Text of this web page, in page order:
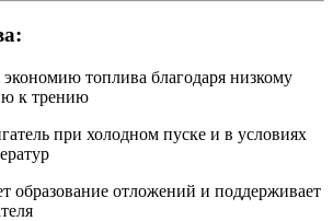
топлива благодаря низкому
к трению
при холодном пуске и в условиях
образование отложений и поддерживает